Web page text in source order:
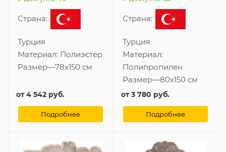
Страна:
Турция
Материал: Полиэстер
Размер—78x150 см
от4 542 руб.
Подробнее
Страна:
Турция
Материал:
Полипропилен
Размер—80x150 см
от3 780 руб.
Подробнее